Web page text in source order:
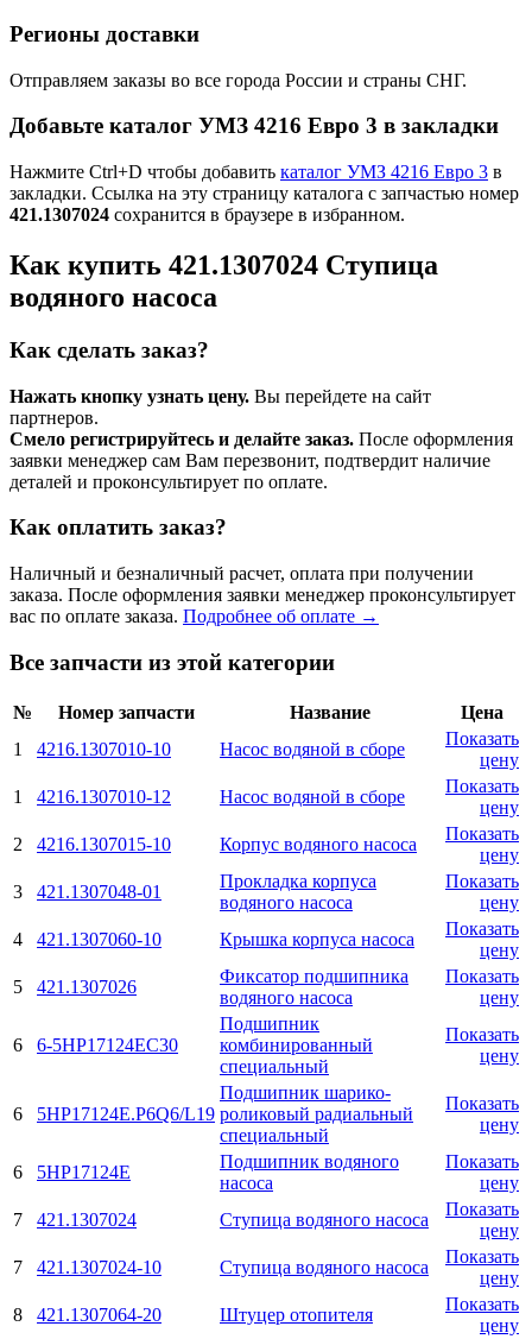
Регионы доставки
Отправляем заказы во все города России и страны СНГ.
Добавьте каталог УМЗ 4216 Евро 3 в закладки
Нажмите Ctrl+D чтобы добавить каталог УМЗ 4216 Евро 3 в
закладки. Ссылка на эту страницу каталога с запчастью номер
421.1307024 сохранится в браузере в избранном.
Как купить 421.1307024 Ступица
водяного насоса
Как сделать заказ?
Нажать кнопку узнать цену. Вы перейдете на сайт
партнеров.
Смело регистрируйтесь и делайте заказ. После оформления
заявки менеджер сам Вам перезвонит, подтвердит наличие
деталей и проконсультирует по оплате.
Как оплатить заказ?
Наличный и безналичный расчет, оплата при получении
заказа. После оформления заявки менеджер проконсультирует
вас по оплате заказа. Подробнее об оплате →
Все запчасти из этой категории
№ Номер запчасти Название
Цена
1
4216.1307010-10 Насос водяной в сборе
Показать
цену
1
4216.1307010-12 Насос водяной в сборе
Показать
цену
2
4216.1307015-10 Корпус водяного насоса
Показать
цену
3
421.1307048-01
Прокладка корпуса
водяного насоса
Показать
цену
4
421.1307060-10 Крышка корпуса насоса
Показать
цену
5
421.1307026
Фиксатор подшипника
водяного насоса
Показать
цену
6 6-5НР17124ЕС30
Подшипник
комбинированный
специальный
Показать
цену
6 5HP17124E.P6Q6/L19
Подшипник шарико-
роликовый радиальный
специальный
Показать
цену
6 5НР17124Е
Подшипник водяного
насоса
Показать
цену
7
421.1307024 Ступица водяного насоса
Показать
цену
7
421.1307024-10 Ступица водяного насоса
Показать
цену
8
421.1307064-20 Штуцер отопителя
Показать
цену